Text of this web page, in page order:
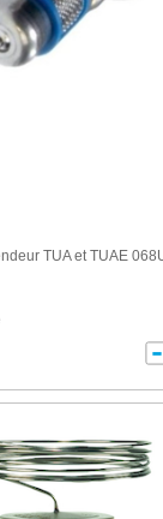
TUA et TUAE